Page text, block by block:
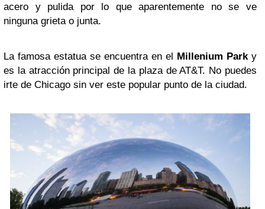
acero y pulida por lo que aparentemente no se ve
ninguna grieta o junta.
La famosa estatua se encuentra en el Millenium Parky
es la atracción principal de la plaza de AT&T. No puedes
irte de Chicago sin ver este popular punto de la ciudad.